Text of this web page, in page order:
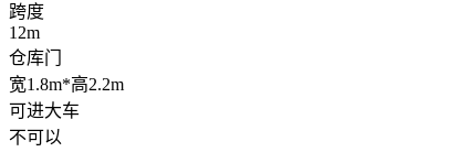
跨度
12m
仓库门
宽1.8m*高2.2m
可进大车
不可以